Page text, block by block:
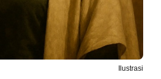
Ilustrasi